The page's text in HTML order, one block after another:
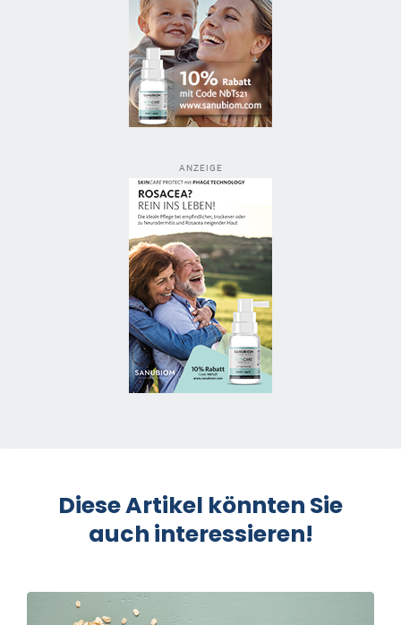
ANZEIGE
Diese Artikel könnten Sie
auch interessieren!